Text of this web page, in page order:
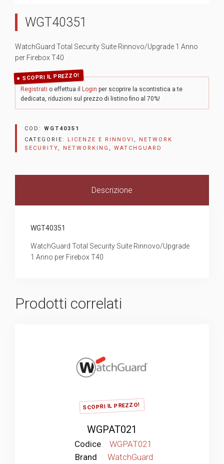
WGT40351
WatchGuard Total Security Suite Rinnovo/Upgrade 1 Anno
per Firebox T40
SCOPRI IL PREZZO!
Registrati o effettua il Login per scoprire la scontistica a te
dedicata, riduzioni sul prezzo di listino fino al 70%!
COD: WGT40351
CATEGORIE: LICENZE E RINNOVI , NETWORK
SECURITY, NETWORKING , WATCHGUARD
Descrizione
WGT40351
WatchGuard Total Security Suite Rinnovo/Upgrade
1 Anno per Firebox T40
Prodotti correlati
SCOPRI IL PREZZO!
WGPAT021
Codice
WGPAT021
Brand
WatchGuard